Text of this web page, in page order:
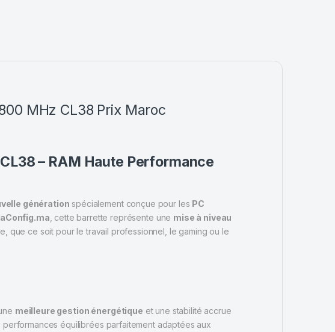
MHz CL38 Prix Maroc
– RAM Haute Performance
génération spécialement conçue pour les PC
, cette barrette représente une mise à niveau
que ce soit pour le travail professionnel, le gaming ou le
une meilleure gestion énergétique et une stabilité accrue
performances équilibrées parfaitement adaptées aux